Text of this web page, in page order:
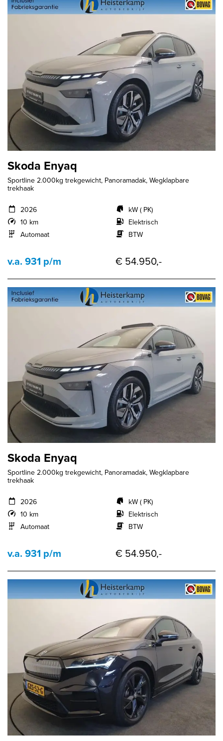
Skoda Enyaq
Sportline 2.000kg trekgewicht, Panoramadak, Wegklapbare
trekhaak
2026
10 km
Automaat
kW ( PK)
Elektrisch
BTW
v.a. 931 p/m € 54.950,-
Skoda Enyaq
Sportline 2.000kg trekgewicht, Panoramadak, Wegklapbare
trekhaak
2026
10 km
Automaat
kW ( PK)
Elektrisch
BTW
v.a. 931 p/m € 54.950,-